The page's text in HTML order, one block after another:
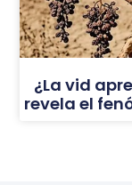
¿La vid
revela el